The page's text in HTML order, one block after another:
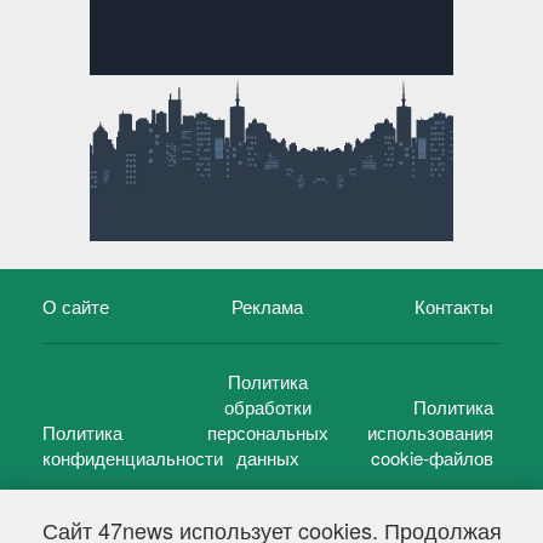
Сайт 47news использует cookies. Продолжая
О сайте Реклама Контакты
Политика
конфиденциальности
Политика
обработки
персональных
данных
Политика
использования
cookie-файлов